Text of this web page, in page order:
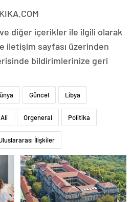
diğer içerikler ile ilgili olarak
iletişim sayfası üzerinden
bildirimlerinize geri
Güncel Libya
Orgeneral Politika
İlişkiler